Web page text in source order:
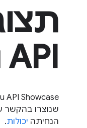
הנחיתה יכולות.